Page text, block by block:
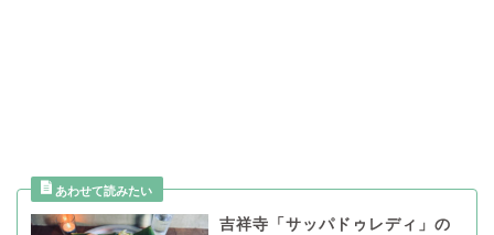
吉祥寺「サッパドゥレディ」の